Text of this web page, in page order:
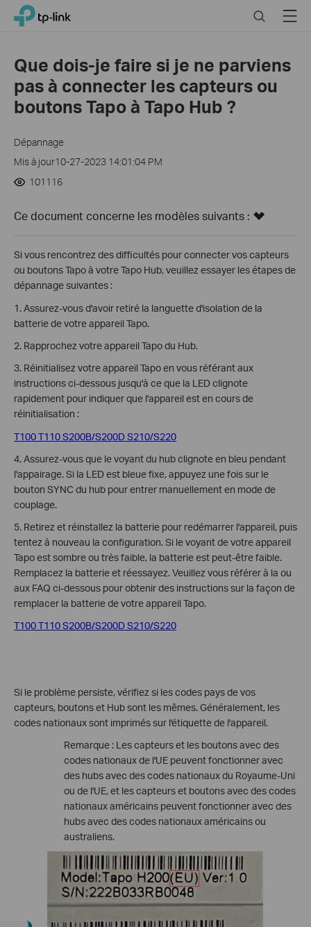
Click
navigation
TP-Link, Reliably Smart SearchMenu
Que dois-je faire si je ne parviens
pas à connecter les capteurs ou
boutons Tapo à Tapo Hub ?
Dépannage
Mis à jour10-27-2023 14:01:04 PM
101116
Ce document concerne les modèles suivants :
Si vous rencontrez des difficultés pour connecter vos capteurs
ou boutons Tapo à votre Tapo Hub, veuillez essayer les étapes de
dépannage suivantes :
1. Assurez-vous d'avoir retiré la languette d'isolation de la
batterie de votre appareil Tapo.
2. Rapprochez votre appareil Tapo du Hub.
3. Réinitialisez votre appareil Tapo en vous référant aux
instructions ci-dessous jusqu'à ce que la LED clignote
rapidement pour indiquer que l'appareil est en cours de
réinitialisation :
T100T110S200B/S200DS210/S220
4. Assurez-vous que le voyant du hub clignote en bleu pendant
l'appairage. Si la LED est bleue fixe, appuyez une fois sur le
bouton SYNC du hub pour entrer manuellement en mode de
couplage.
5. Retirez et réinstallez la batterie pour redémarrer l'appareil, puis
tentez à nouveau la configuration. Si le voyant de votre appareil
Tapo est sombre ou très faible, la batterie est peut-être faible.
Remplacez la batterie et réessayez.Veuillez vous référer à la ou
aux FAQ ci-dessous pour obtenir des instructions sur la façon de
remplacer la batterie de votre appareil Tapo.
T100T110S200B/S200DS210/S220
Si le problème persiste, vérifiez si les codes pays de vos
capteurs, boutons et Hub sont les mêmes. Généralement, les
codes nationaux sont imprimés sur l'étiquette de l'appareil.
Remarque : Les capteurs et les boutons avec des
codes nationaux de l'UE peuvent fonctionner avec
des hubs avec des codes nationaux du Royaume-Uni
ou de l'UE, et les capteurs et boutons avec des codes
nationaux américains peuvent fonctionner avec des
hubs avec des codes nationaux américains ou
australiens.